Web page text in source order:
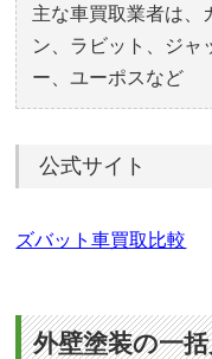
主な車買取業者は、
ン、ラビット、ジャ
ー、ユーポスなど
公式サイト
ズバット車買取比較
外壁塗装の一